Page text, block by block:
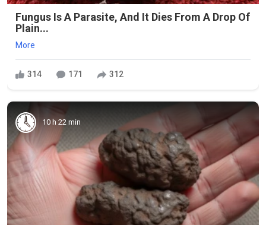
Fungus Is A Parasite, And It Dies From A Drop Of
Plain...
More
314 171 312
10 h 22 min